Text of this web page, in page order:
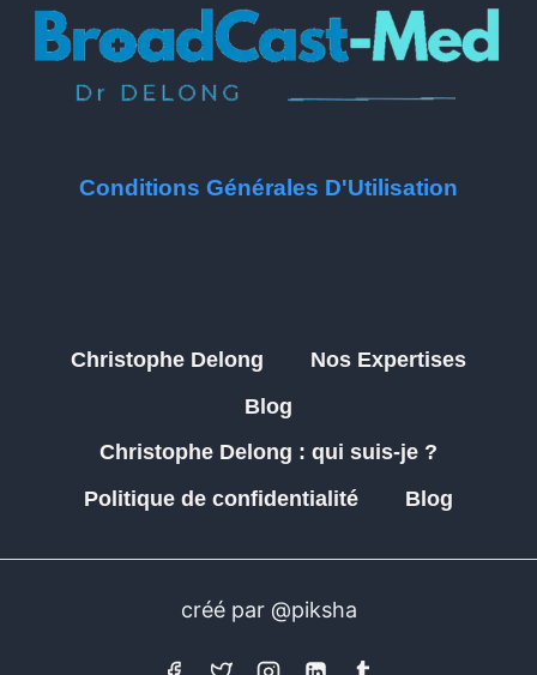
Conditions Générales D'Utilisation
Christophe Delong
Nos Expertises
Blog
Christophe Delong : qui suis-je ?
Politique de confidentialité
Blog
créé par @piksha